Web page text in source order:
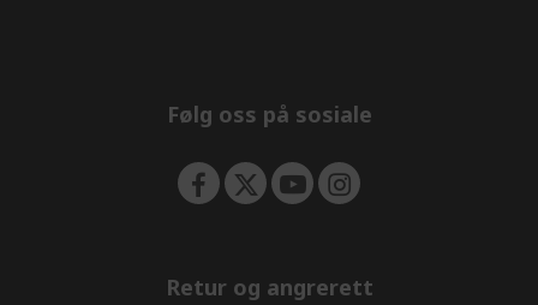
Følg oss på sosiale
Retur og angrerett